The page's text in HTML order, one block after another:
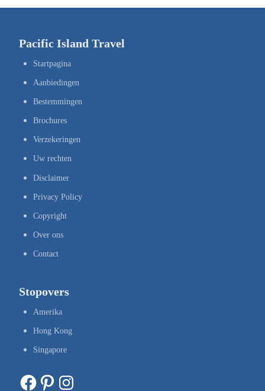
Pacific Island Travel
Startpagina
Aanbiedingen
Bestemmingen
Brochures
Verzekeringen
Uw rechten
Disclaimer
Privacy Policy
Copyright
Over ons
Contact
Stopovers
Amerika
Hong Kong
Singapore
Facebook Pinterest Instagram